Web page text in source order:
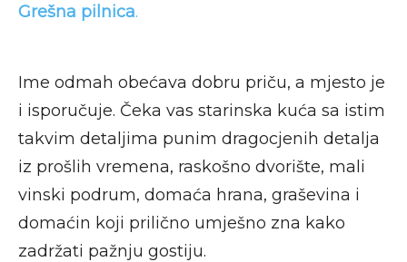
Grešna pilnica.
Ime odmah obećava dobru priču, a mjesto je
i isporučuje. Čeka vas starinska kuća sa istim
takvim detaljima punim dragocjenih detalja
iz prošlih vremena, raskošno dvorište, mali
vinski podrum, domaća hrana, graševina i
domaćin koji prilično umješno zna kako
zadržati pažnju gostiju.